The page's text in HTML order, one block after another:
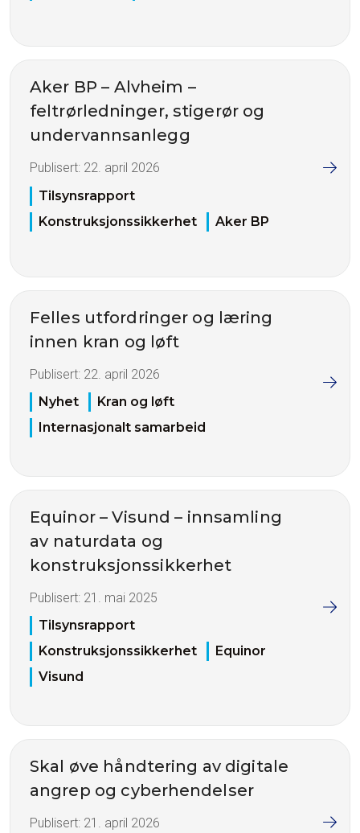
Aker BP – Alvheim –
feltrørledninger, stigerør og
undervannsanlegg
Publisert: 22. april 2026
Tilsynsrapport
Konstruksjonssikkerhet
Aker BP
Felles utfordringer og læring
innen kran og løft
Publisert: 22. april 2026
Nyhet
Kran og løft
Internasjonalt samarbeid
Equinor – Visund – innsamling
av naturdata og
konstruksjonssikkerhet
Publisert: 21. mai 2025
Tilsynsrapport
Konstruksjonssikkerhet
Equinor
Visund
Skal øve håndtering av digitale
angrep og cyberhendelser
Publisert: 21. april 2026